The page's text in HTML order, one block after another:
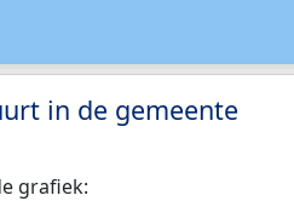
in de gemeente
grafiek: